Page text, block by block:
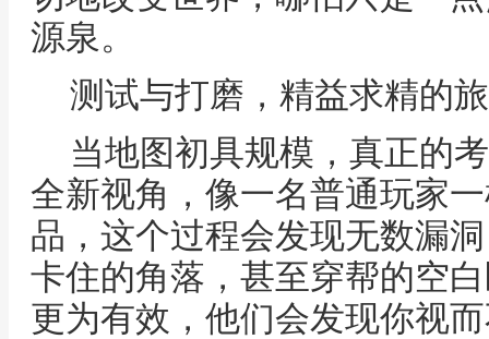
源泉。
测试与打磨，精益求精的
当地图初具规模，真正的
全新视角，像一名普通玩家
品，这个过程会发现无数漏
卡住的角落，甚至穿帮的空
更为有效，他们会发现你视